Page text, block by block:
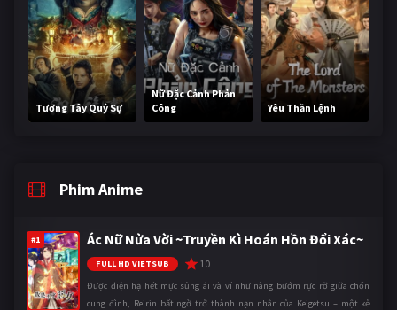
Tương Tây Quỷ Sự
Nữ Đặc Cảnh Phản
Công
Yêu Thần Lệnh
Phim Anime
#1 Ác Nữ Nửa Vời ~Truyền Kì Hoán Hồn Đổi Xác~
FULL HD VIETSUB 10
Được điện hạ hết mực sủng ái và ví như nàng bướm rực rỡ giữa chốn
cung đình, Reirin bất ngờ trở thành nạn nhân của Keigetsu – một kẻ